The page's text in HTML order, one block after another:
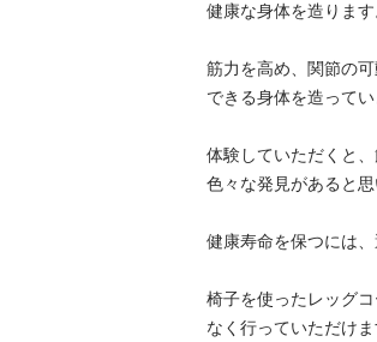
健康な身体を造ります
筋力を高め、関節の
できる身体を造ってい
体験していただくと
色々な発見があると思
健康寿命を保つには
椅子を使ったレッグ
なく行っていただけま